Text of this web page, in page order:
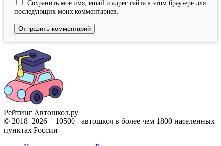
Сохранить моё имя, email и адрес сайта в этом браузере для
последующих моих комментариев.
Рейтинг Автошкол.ру
© 2018–2026 – 10500+ автошкол в более чем 1800 населенных
пунктах России